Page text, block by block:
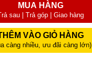
MUA HÀNG
sau | Trả góp | Giao hàng
VÀO GIỎ HÀNG
càng nhiều, ưu đãi càng lớn)